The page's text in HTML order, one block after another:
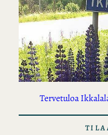
Tervetuloa